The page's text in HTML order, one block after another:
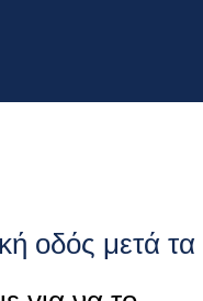
οδός μετά τα